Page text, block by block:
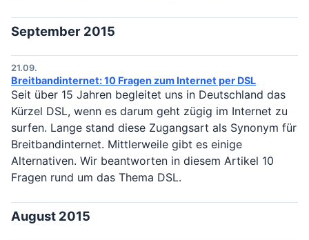
September 2015
21.09.
Breitbandinternet: 10 Fragen zum Internet per DSL
Seit über 15 Jahren begleitet uns in Deutschland das
Kürzel DSL, wenn es darum geht zügig im Internet zu
surfen. Lange stand diese Zugangsart als Synonym für
Breitbandinternet. Mittlerweile gibt es einige
Alternativen. Wir beantworten in diesem Artikel 10
Fragen rund um das Thema DSL.
August 2015